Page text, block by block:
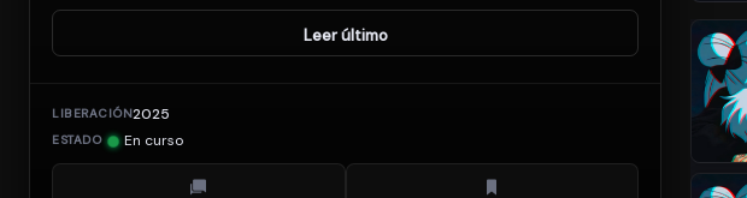
Leer último
LIBERACIÓN2025
ESTADO En curso